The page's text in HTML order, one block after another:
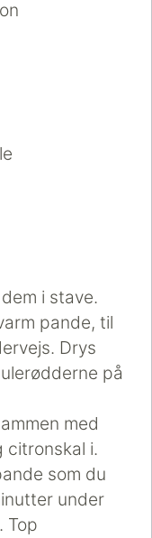
i stave.
pande, til
Drys
på
med
citronskal i.
som du
under
Top